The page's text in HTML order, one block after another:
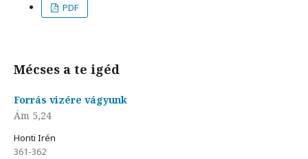
PDF
Mécses a te igéd
Forrás vizére vágyunk
Ám 5,24
Honti Irén
361-362